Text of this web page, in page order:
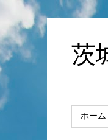
茨
ホーム